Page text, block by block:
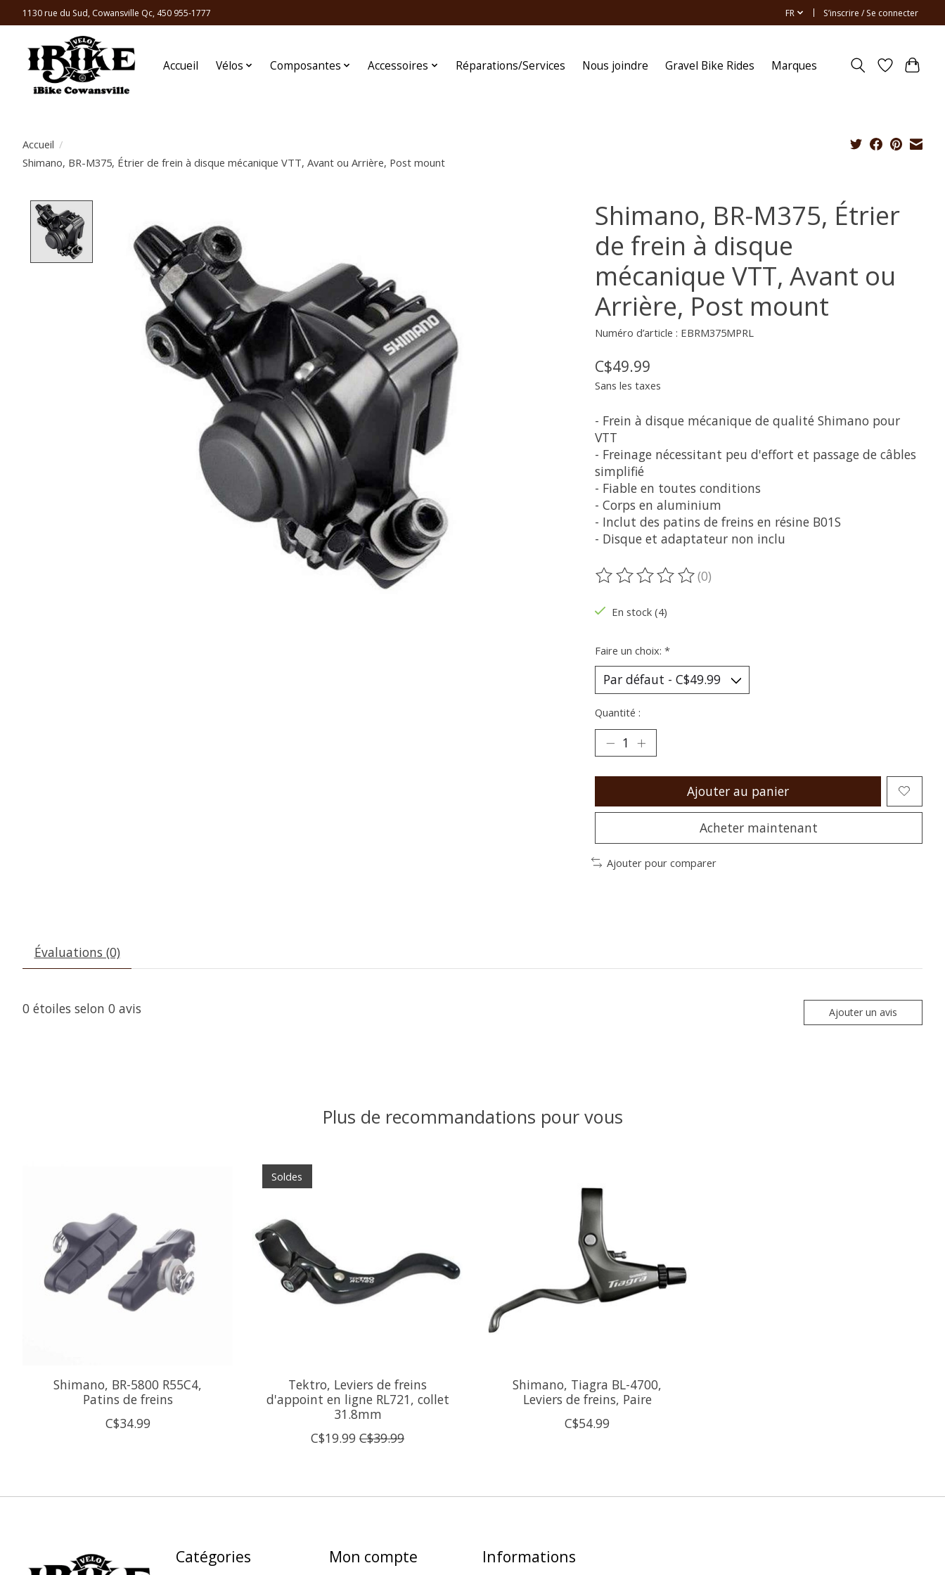
1130 rue du Sud, Cowansville Qc, 450 955-1777 FR S’inscrire / Se connecter
Accueil Vélos Composantes Accessoires Réparations/Services Nous joindre Gravel Bike Rides Marques
Accueil /
Shimano, BR-M375, Étrier de frein à disque mécanique VTT, Avant ou Arrière, Post mount
Shimano, BR-M375, Étrier
de frein à disque
mécanique VTT, Avant ou
Arrière, Post mount
Numéro d’article : EBRM375MPRL
C$49.99
Sans les taxes
- Frein à disque mécanique de qualité Shimano pour
VTT
- Freinage nécessitant peu d'effort et passage de câbles
simplifié
- Fiable en toutes conditions
- Corps en aluminium
- Inclut des patins de freins en résine B01S
- Disque et adaptateur non inclu
Ce produit est évalué à
(0)
En stock (4)
Faire un choix: *
Quantité :
Ajouter au panier
Acheter maintenant
Ajouter pour comparer
Évaluations (0)
0 étoiles selon 0 avis Ajouter un avis
Plus de recommandations pour vous
Shimano, BR-5800 R55C4,
Patins de freins
C$34.99
Soldes
Tektro, Leviers de freins
d'appoint en ligne RL721, collet
31.8mm
C$19.99 C$39.99
Shimano, Tiagra BL-4700,
Leviers de freins, Paire
C$54.99
Catégories Mon compte Informations